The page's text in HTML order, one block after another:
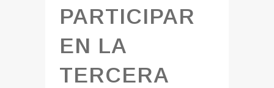
PARTICIPAR
EN LA
TERCERA